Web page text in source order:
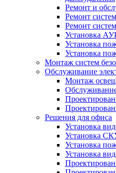
Ремонт и
Ремонт
Ремонт
Установка
Установка
Установка
Монтаж систем
Обслуживание
Монтаж
Решения для офиса
Установка
Установка
Установка
Установка